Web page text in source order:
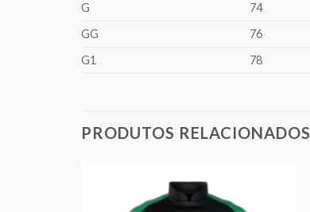
G
74
GG
76
G1
78
PRODUTOS RELACIONADOS